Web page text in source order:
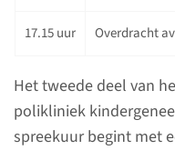
17.15 uur Overdracht
Het tweede deel van
polikliniek
spreekuur begint met
lees